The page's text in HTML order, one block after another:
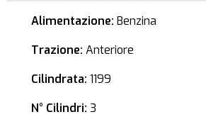
Alimentazione: Benzina
Trazione: Anteriore
Cilindrata: 1199
N° Cilindri: 3